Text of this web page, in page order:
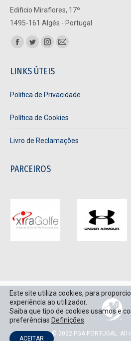
Edificio Miraflores, 17º
1495-161 Algés - Portugal
Find us on:
Facebook
opens
new
Twitter
opens
new
Instagram
opens
new
Mail
new
LINKS ÚTEIS
Politica de Privacidade
Política de Cookies
Livro de Reclamações
PARCEIROS
© 2022 PGA PORTUGAL. All
Este site utiliza cookies, para
experiência ao utilizador.
Saiba que tipo de cookies usamos e
preferências Definições
ACEITAR